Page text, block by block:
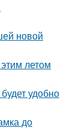
новой
летом
удобно
до